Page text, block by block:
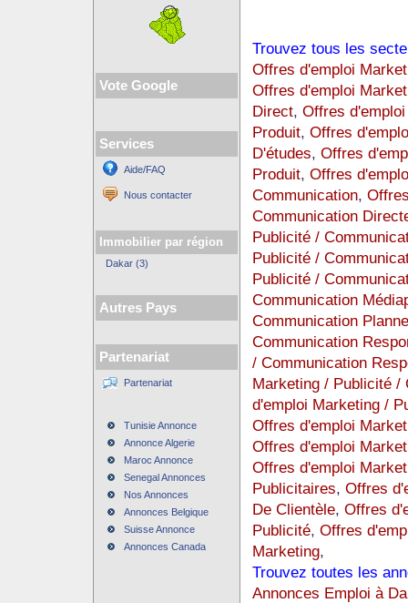
Vote Google
Services
Aide/FAQ
Nous contacter
Immobilier par région
Dakar (3)
Autres Pays
Partenariat
Partenariat
Tunisie Annonce
Annonce Algerie
Maroc Annonce
Senegal Annonces
Nos Annonces
Annonces Belgique
Suisse Annonce
Annonces Canada
Trouvez tous les
Offres d'emploi
Offres d'emploi
Direct, Offres
Produit, Offres
D'études, Offres
Produit, Offres
Communication,
Communication
Publicité /
Publicité /
Publicité /
Communication
Communication
Communication
/ Communication
Marketing / Publicité /
d'emploi Marketing /
Offres d'emploi
Offres d'emploi
Offres d'emploi
Publicitaires, Offres
De Clientèle, Offres
Publicité, Offres
Marketing,
Trouvez toutes les
Annonces Emploi à